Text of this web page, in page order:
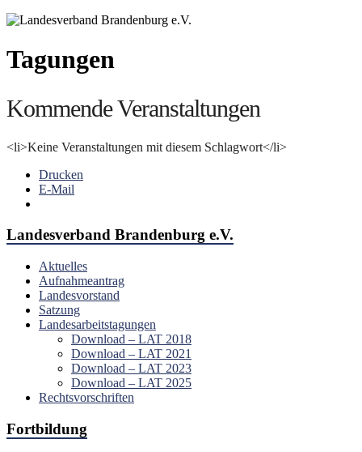
Tagungen
Kommende Veranstaltungen
<li>Keine Veranstaltungen mit diesem Schlagwort</li>
Drucken
E-Mail
Landesverband Brandenburg e.V.
Aktuelles
Aufnahmeantrag
Landesvorstand
Satzung
Landesarbeitstagungen
Download – LAT 2018
Download – LAT 2021
Download – LAT 2023
Download – LAT 2025
Rechtsvorschriften
Fortbildung